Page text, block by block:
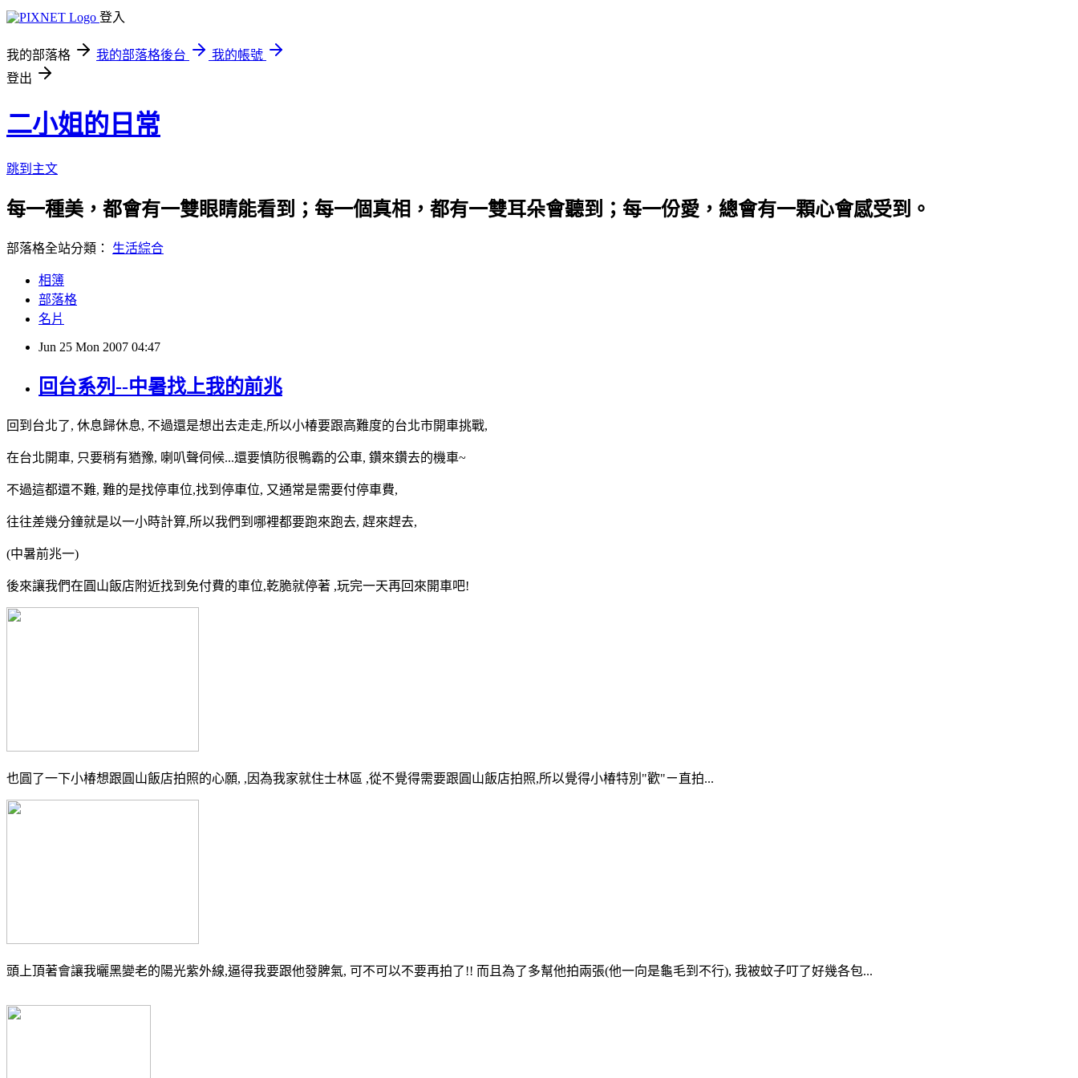
登入
我的部落格 我的部落格後台
我的帳號
登出
二小姐的日常
跳到主文
每一種美，都會有一雙眼睛能看到；每一個真相，都有一雙耳朵會聽到；每一份愛，總會有一顆心會感受到。
部落格全站分類： 生活綜合
相簿
部落格
名片
Jun 25 Mon 2007 04:47
回台系列--中暑找上我的前兆
回到台北了, 休息歸休息, 不過還是想出去走走,所以小椿要跟高難度的台北市開車挑戰,
在台北開車, 只要稍有猶豫, 喇叭聲伺候...還要慎防很鴨霸的公車, 鑽來鑽去的機車~
不過這都還不難, 難的是找停車位,找到停車位, 又通常是需要付停車費,
往往差幾分鐘就是以一小時計算,所以我們到哪裡都要跑來跑去, 趕來趕去,
(中暑前兆一)
後來讓我們在圓山飯店附近找到免付費的車位,乾脆就停著 ,玩完一天再回來開車吧!
也圓了一下小椿想跟圓山飯店拍照的心願, ,因為我家就住士林區 ,從不覺得需要跟圓山飯店拍照,所以覺得小椿特別"歡"ㄧ直拍...
頭上頂著會讓我曬黑變老的陽光紫外線,逼得我要跟他發脾氣, 可不可以不要再拍了!! 而且為了多幫他拍兩張(他一向是龜毛到不行), 我被蚊子叮了好幾各包...